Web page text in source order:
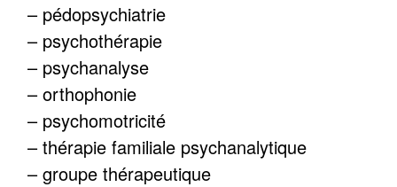
– pédopsychiatrie
– psychothérapie
– psychanalyse
– orthophonie
– psychomotricité
– thérapie familiale psychanalytique
– groupe thérapeutique